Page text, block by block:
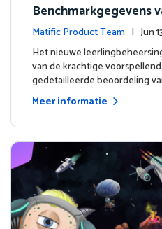
Benchmarkgegevens
ogopslag met het
gsrapportage.
Matific Product Team |
Het nieuwe
van de krachtige
gedetailleerde beoordeling
Meer informatie